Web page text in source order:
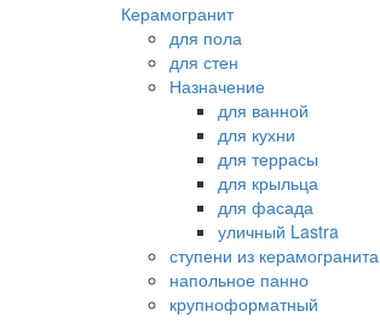
Керамогранит
для пола
для стен
Назначение
для ванной
для кухни
для террасы
для крыльца
для фасада
уличный Lastra
ступени из керамогранита
напольное панно
крупноформатный